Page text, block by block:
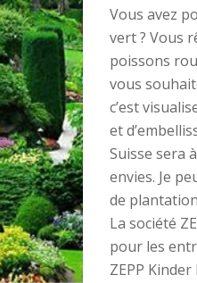
Vous avez
vert ? Vous
poissons
vous
c’est
et
Suisse sera
envies. Je
de
La société
pour les
ZEPP